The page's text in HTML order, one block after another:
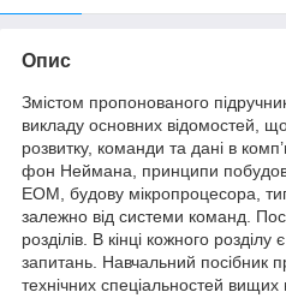
Опис
Змістом пропонованого
викладу основних відомостей,
розвитку, команди та дані в
фон Неймана, принципи
ЕОМ, будову мікропроцесора,
залежно від системи команд.
розділів. В кінці кожного
запитань. Навчальний посібник
технічних спеціальностей вищих